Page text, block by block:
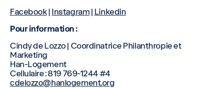
Facebook| Instagram| Linkedin
Pour information :
Cindy de Lozzo | Coordinatrice Philanthropie et
Marketing
Han-Logement
Cellulaire : 819 769-1244 #4
cdelozzo@hanlogement.org